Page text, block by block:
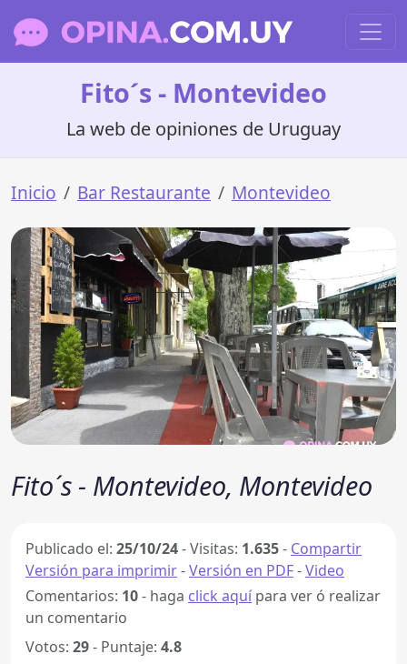
Fito´s - Montevideo
La web de opiniones de Uruguay
Inicio Bar Restaurante Montevideo
Fito´s - Montevideo, Montevideo
Publicado el: 25/10/24-Visitas: 1.635- Compartir
Versión para imprimir-Versión en PDF-Video
Comentarios: 10- haga click aquí para ver ó realizar
un comentario
Votos: 29- Puntaje: 4.8